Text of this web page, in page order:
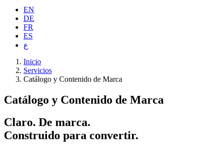
EN
DE
FR
ES
ع
Inicio
Servicios
Catálogo y Contenido de Marca
Catálogo y Contenido de Marca
Claro. De marca.
Construido para convertir.